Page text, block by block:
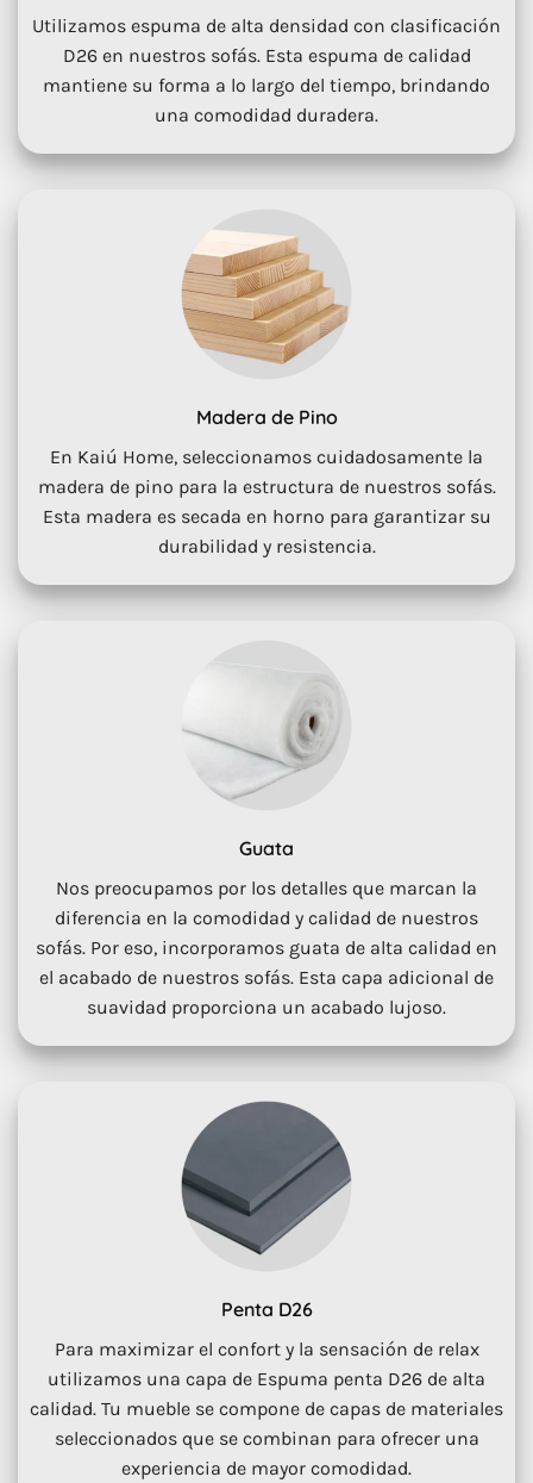
Utilizamos espuma de alta densidad con clasificación
D26 en nuestros sofás. Esta espuma de calidad
mantiene su forma a lo largo del tiempo, brindando
una comodidad duradera.
Madera de Pino
En Kaiú Home, seleccionamos cuidadosamente la
madera de pino para la estructura de nuestros sofás.
Esta madera es secada en horno para garantizar su
durabilidad y resistencia.
Guata
Nos preocupamos por los detalles que marcan la
diferencia en la comodidad y calidad de nuestros
sofás. Por eso, incorporamos guata de alta calidad en
el acabado de nuestros sofás. Esta capa adicional de
suavidad proporciona un acabado lujoso.
Penta D26
Para maximizar el confort y la sensación de relax
utilizamos una capa de Espuma penta D26 de alta
calidad. Tu mueble se compone de capas de materiales
seleccionados que se combinan para ofrecer una
experiencia de mayor comodidad.